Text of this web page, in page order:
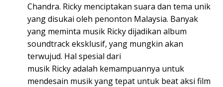
Chandra. Ricky menciptakan suara dan tema unik
yang disukai oleh penonton Malaysia. Banyak
yang meminta musik Ricky dijadikan album
soundtrack eksklusif, yang mungkin akan
terwujud. Hal spesial dari
musik Ricky adalah kemampuannya untuk
mendesain musik yang tepat untuk beat aksi film